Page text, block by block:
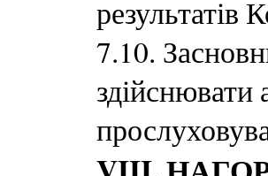
результатів
7.10.
здійснювати